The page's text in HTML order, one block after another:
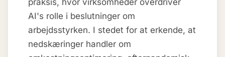
AI's rolle i beslutninger om
arbejdsstyrken. I stedet for at erkende, at
nedskæringer handler om